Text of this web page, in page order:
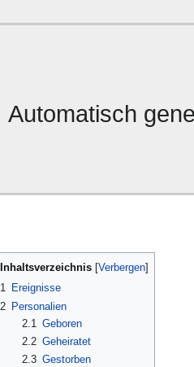
Automatisch
Inhaltsverzeichnis
1 Ereignisse
2 Personalien
2.1 Geboren
2.2 Geheiratet
2.3 Gestorben